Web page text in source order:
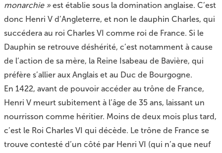
monarchie »est établie sous la domination anglaise. C’est
donc Henri V d’Angleterre, et non le dauphin Charles, qui
succédera au roi Charles VI comme roi de France. Si le
Dauphin se retrouve déshérité, c’est notamment à cause
de l’action de sa mère, la Reine Isabeau de Bavière, qui
préfère s’allier aux Anglais et au Duc de Bourgogne.
En 1422, avant de pouvoir accéder au trône de France,
Henri V meurt subitement à l’âge de 35 ans, laissant un
nourrisson comme héritier. Moins de deux mois plus tard,
c’est le Roi Charles VI qui décède. Le trône de France se
trouve contesté d’un côté par Henri VI (qui n’a que neuf